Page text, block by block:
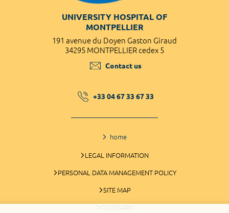
UNIVERSITY HOSPITAL OF
MONTPELLIER
191 avenue du Doyen Gaston Giraud
34295 MONTPELLIER cedex 5
Contact us
+33 04 67 33 67 33
home
LEGAL INFORMATION
PERSONAL DATA MANAGEMENT POLICY
SITE MAP
GLOSSARY